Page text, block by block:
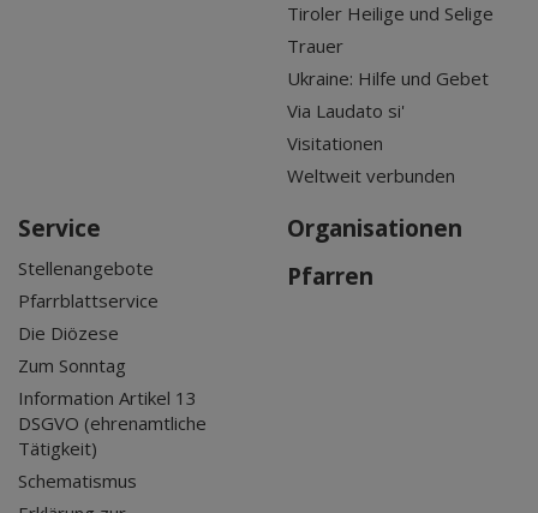
Tiroler Heilige und Selige
Trauer
Ukraine: Hilfe und Gebet
Via Laudato si'
Visitationen
Weltweit verbunden
Service
Stellenangebote
Pfarrblattservice
Die Diözese
Zum Sonntag
Information Artikel 13
DSGVO (ehrenamtliche
Tätigkeit)
Schematismus
Organisationen
Pfarren